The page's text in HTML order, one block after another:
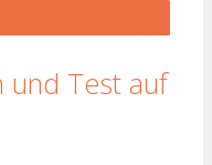
und Test auf